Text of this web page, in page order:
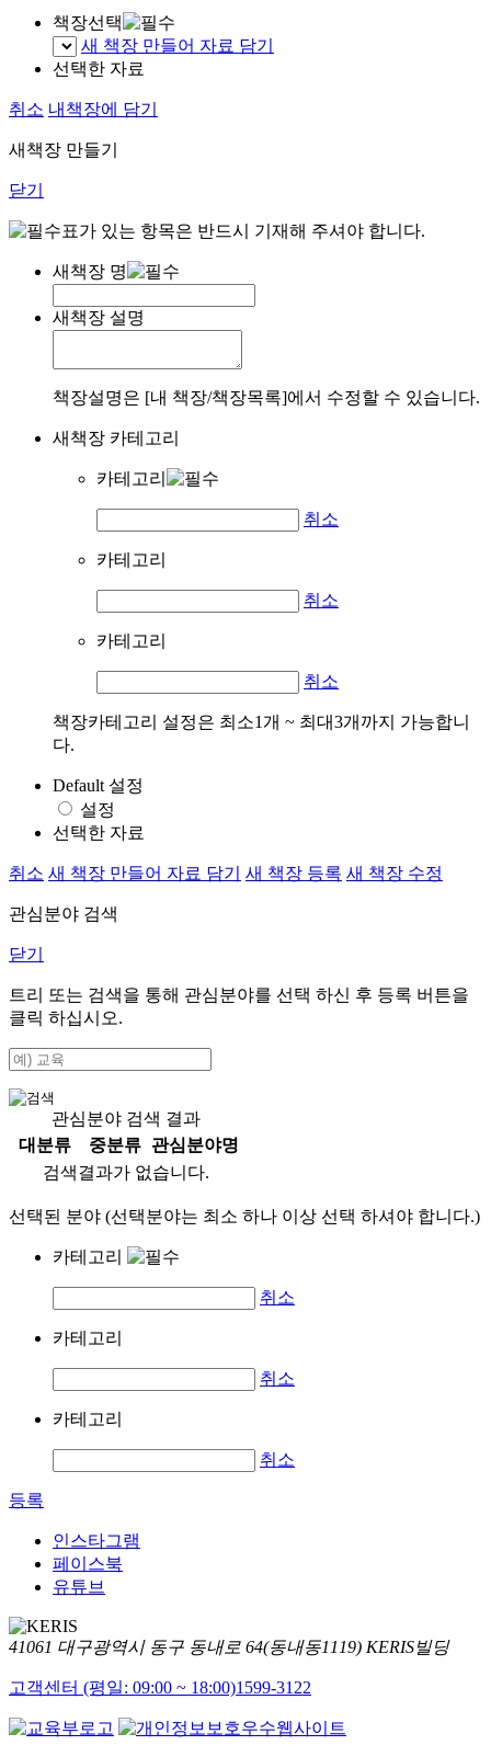
책장선택
새 책장 만들어 자료 담기
선택한 자료
취소 내책장에 담기
새책장 만들기
닫기
표가 있는 항목은 반드시 기재해 주셔야 합니다.
새책장 명
새책장 설명
책장설명은 [내 책장/책장목록]에서 수정할 수 있습니다.
새책장 카테고리
카테고리
취소
카테고리
취소
카테고리
취소
책장카테고리 설정은 최소1개 ~ 최대3개까지 가능합니
다.
Default 설정
설정
선택한 자료
취소 새 책장 만들어 자료 담기 새 책장 등록 새 책장 수정
관심분야 검색
닫기
트리 또는 검색을 통해 관심분야를 선택 하신 후 등록 버튼을
클릭 하십시오.
관심분야 검색 결과
대분류
중분류
관심분야명
검색결과가 없습니다.
선택된 분야 (선택분야는 최소 하나 이상 선택 하셔야 합니다.)
카테고리
취소
카테고리
취소
카테고리
취소
등록
인스타그램
페이스북
유튜브
41061 대구광역시 동구 동내로 64(동내동1119) KERIS빌딩
고객센터 (평일: 09:00 ~ 18:00)1599-3122